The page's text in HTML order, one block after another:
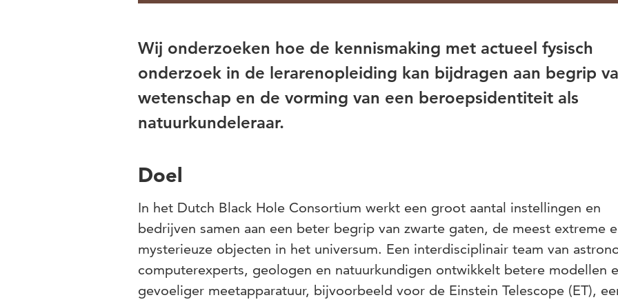
Wij onderzoeken hoe de kennismaking met actueel fysisch
onderzoek in de lerarenopleiding kan bijdragen aan begrip
wetenschap en de vorming van een beroepsidentiteit als
natuurkundeleraar.
Doel
In het Dutch Black Hole Consortium werkt een groot aantal instellingen en
bedrijven samen aan een beter begrip van zwarte gaten, de meest extreme
mysterieuze objecten in het universum. Een interdisciplinair team van
computerexperts, geologen en natuurkundigen ontwikkelt betere modellen
gevoeliger meetapparatuur, bijvoorbeeld voor de Einstein Telescope (ET),